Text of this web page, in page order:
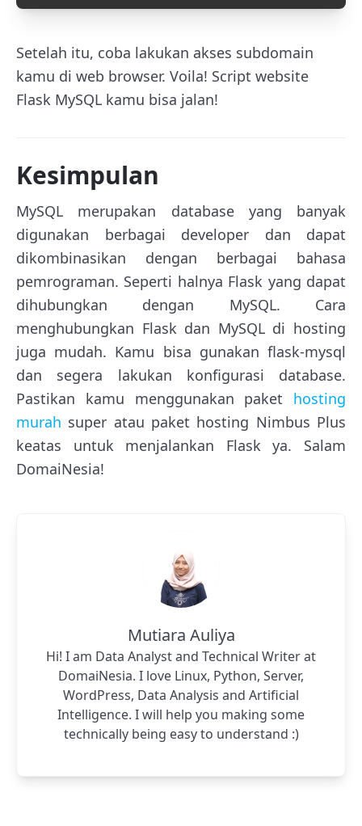
Setelah itu, coba lakukan akses subdomain
kamu di web browser. Voila! Script website
Flask MySQL kamu bisa jalan!
Kesimpulan
MySQL merupakan database yang banyak
digunakan berbagai developer dan dapat
dikombinasikan dengan berbagai bahasa
pemrograman. Seperti halnya Flask yang dapat
dihubungkan dengan MySQL. Cara
menghubungkan Flask dan MySQL di hosting
juga mudah. Kamu bisa gunakan flask-mysql
dan segera lakukan konfigurasi database.
Pastikan kamu menggunakan paket hosting
murah super atau paket hosting Nimbus Plus
keatas untuk menjalankan Flask ya. Salam
DomaiNesia!
Mutiara Auliya
Hi! I am Data Analyst and Technical Writer at
DomaiNesia. I love Linux, Python, Server,
WordPress, Data Analysis and Artificial
Intelligence. I will help you making some
technically being easy to understand :)